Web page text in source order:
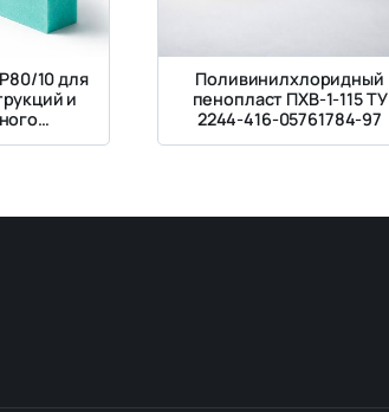
10 для
и
Поливинилхлоридный
пенопласт ПХВ-1-115 ТУ
2244-416-05761784-97